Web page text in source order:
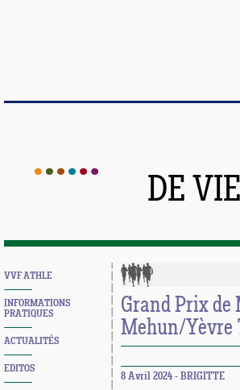
DE
VVF ATHLE
INFORMATIONS
PRATIQUES
ACTUALITÉS
EDITOS
Grand Prix de
Mehun/Yèvre
8 Avril 2024 - BRIGITTE